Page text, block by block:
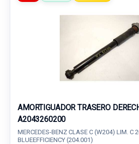
AMORTIGUADOR TRASERO
A2043260200
MERCEDES-BENZ CLASE C (W204) LIM. C
BLUEEFFICIENCY (204.001)